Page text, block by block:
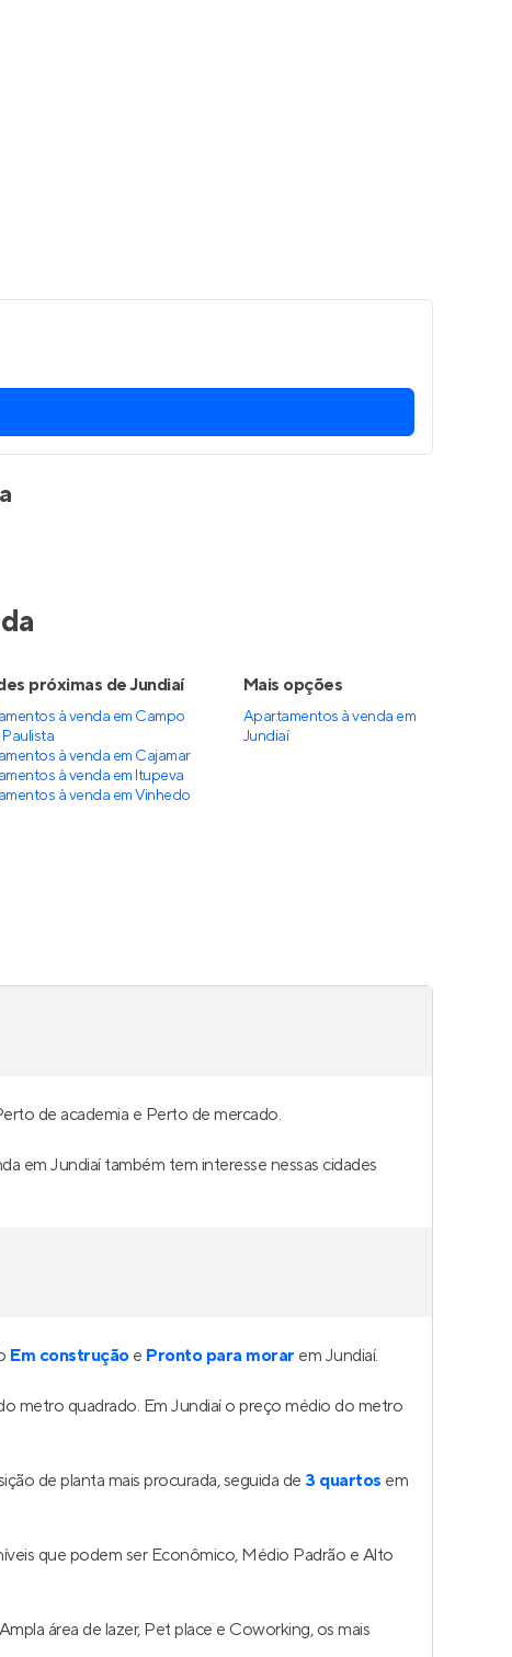
próximas de Jundiaí
à venda em Campo
à venda em Cajamar
à venda em Itupeva
à venda em Vinhedo
Mais opções
Apartamentos à venda em
Jundiaí
de academia e Perto de mercado.
em Jundiaí também tem interesse nessas cidades
Em construçãoe Pronto para morar em Jundiaí.
metro quadrado. Em Jundiaí o preço médio do metro
de planta mais procurada, seguida de 3 quartos em
que podem ser Econômico, Médio Padrão e Alto
área de lazer, Pet place e Coworking, os mais